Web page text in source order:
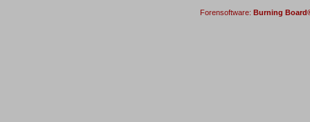
Forensoftware: Burning